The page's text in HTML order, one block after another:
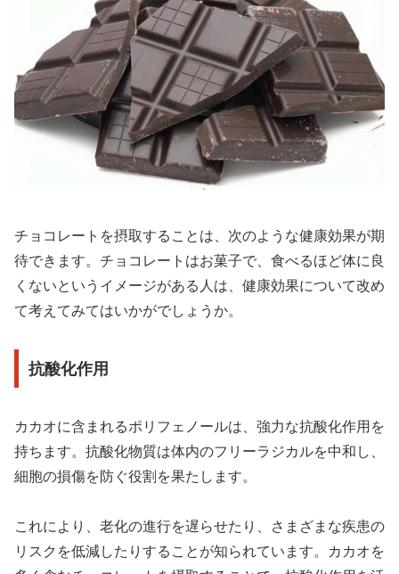
チョコレートを摂取することは、次のような健康効果が期
待できます。チョコレートはお菓子で、食べるほど体に良
くないというイメージがある人は、健康効果について改め
て考えてみてはいかがでしょうか。
抗酸化作用
カカオに含まれるポリフェノールは、強力な抗酸化作用を
持ちます。抗酸化物質は体内のフリーラジカルを中和し、
細胞の損傷を防ぐ役割を果たします。
これにより、老化の進行を遅らせたり、さまざまな疾患の
リスクを低減したりすることが知られています。カカオを